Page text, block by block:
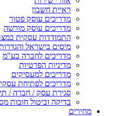
ראיית חשבון
מדריכים עוסק פטור
מדריכים עוסק מורשה
התמודדות עסקית
מיסים בישראל
מדריכים לחברה בע"מ
מדיניות הפרטיות
מדריכים למעסיקים
מדריכים לפתיחת
סגירת עסק / חברה /
בדיקה וביטול חובות
מחירים